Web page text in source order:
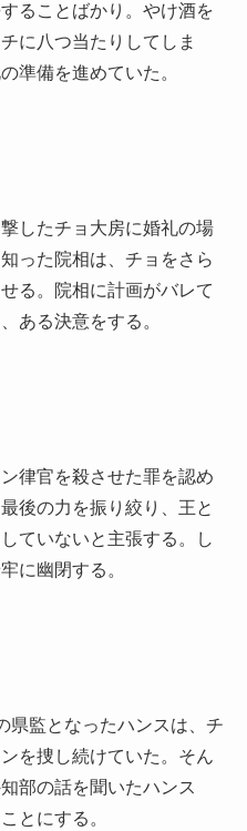
ることばかり。やけ酒を
に八つ当たりしてしま
準備を進めていた。
したチョ大房に婚礼の場
った院相は、チョをさら
る。院相に計画がバレて
ある決意をする。
律官を殺させた罪を認め
後の力を振り絞り、王と
ていないと主張する。し
に幽閉する。
県監となったハンスは、チ
を捜し続けていた。そん
部の話を聞いたハンス
とにする。